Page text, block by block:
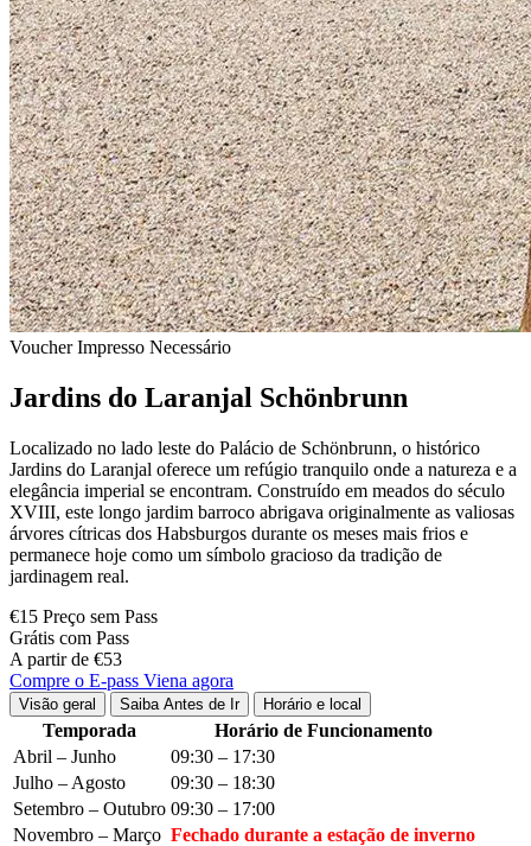
Voucher Impresso Necessário
Jardins do Laranjal Schönbrunn
Localizado no lado leste do Palácio de Schönbrunn, o histórico
Jardins do Laranjal oferece um refúgio tranquilo onde a natureza e a
elegância imperial se encontram. Construído em meados do século
XVIII, este longo jardim barroco abrigava originalmente as valiosas
árvores cítricas dos Habsburgos durante os meses mais frios e
permanece hoje como um símbolo gracioso da tradição de
jardinagem real.
€15 Preço sem Pass
Grátis com Pass
A partir de €53
Compre o E-pass Viena agora
Visão geral Saiba Antes de Ir Horário e local
Temporada
Horário de Funcionamento
Abril – Junho
09:30 – 17:30
Julho – Agosto
09:30 – 18:30
Setembro – Outubro 09:30 – 17:00
Novembro – Março Fechado durante a estação de inverno